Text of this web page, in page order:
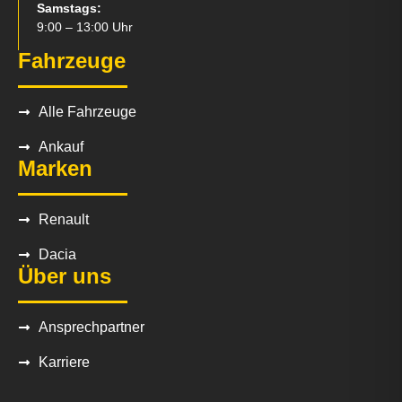
Samstags:
9:00 – 13:00 Uhr
Fahrzeuge
Alle Fahrzeuge
Ankauf
Marken
Renault
Dacia
Über uns
Ansprechpartner
Karriere